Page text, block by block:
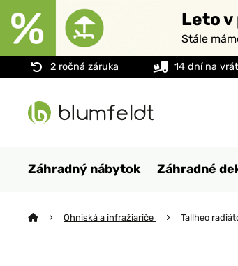
Leto v
Stále
2 ročná záruka 14 dní na
Záhradný nábytok Záhradné
Ohniská a infražiariče Tallheo